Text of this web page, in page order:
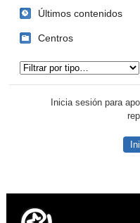
Últimos contenidos
Centros
Inicia sesión para